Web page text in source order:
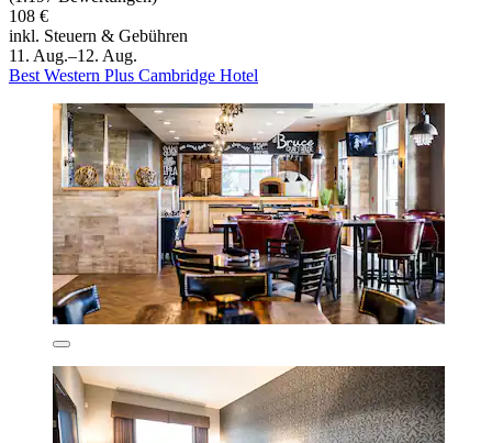
108 €
inkl. Steuern & Gebühren
11. Aug.–12. Aug.
Best Western Plus Cambridge Hotel